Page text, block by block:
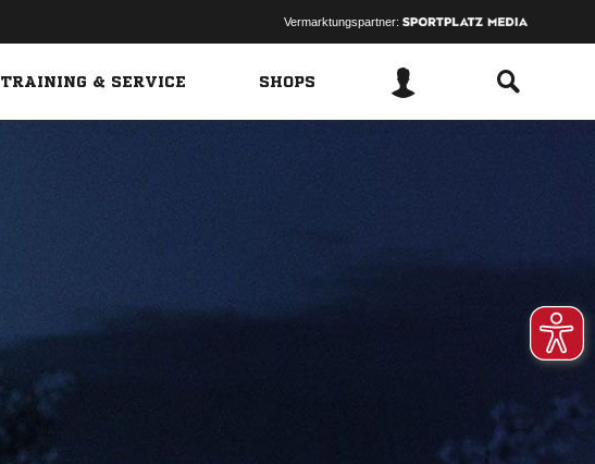
Vermarktungspartner:
TRAINING & SERVICE SHOPS